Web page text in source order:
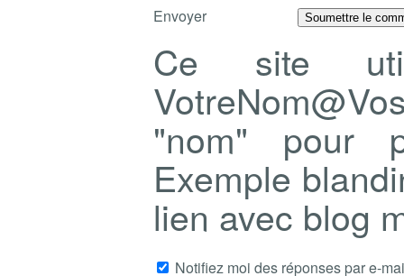
Envoyer
Ce site
"nom" pour
Exemple
lien avec blog
Notifiez moi des réponses par e-